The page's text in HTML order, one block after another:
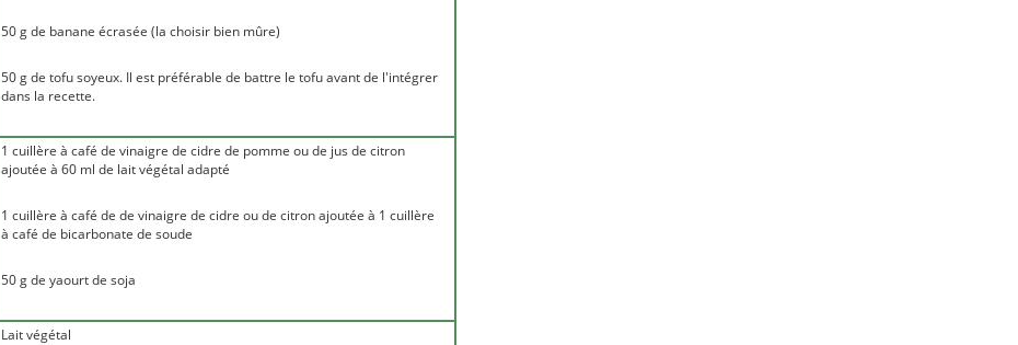
50 g de banane écrasée (la choisir bien mûre)
50 g de tofu soyeux. Il est préférable de battre le tofu avant de l'intégrer
dans la recette.
1 cuillère à café de vinaigre de cidre de pomme ou de jus de citron
ajoutée à 60 ml de lait végétal adapté
1 cuillère à café de de vinaigre de cidre ou de citron ajoutée à 1 cuillère
à café de bicarbonate de soude
50 g de yaourt de soja
Lait végétal